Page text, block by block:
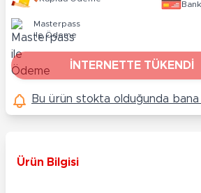
Masterpass
ile Ödeme
İNTERNETTE TÜKENDİ
Bu ürün stokta olduğunda
Ürün Bilgisi